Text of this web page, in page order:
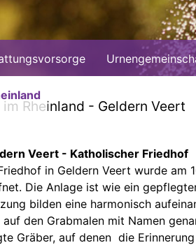
Rheinland - Geldern Veert
Veert - Katholischer Friedhof
in Geldern Veert wurde am
Die Anlage ist wie ein
bilden eine harmonisch
den Grabmalen mit Namen
Gräber, auf denen die